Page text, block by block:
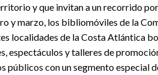
y que invitan a un recorrido
y marzo, los bibliomóviles de la
localidades de la Costa Atlántica
espectáculos y talleres de
con un segmento especial